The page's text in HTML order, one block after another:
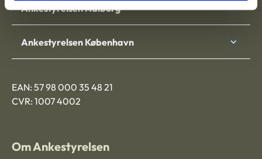
Ankestyrelsen Aalborg
Ankestyrelsen København
EAN: 57 98 000 35 48 21
CVR: 1007 4002
Om Ankestyrelsen